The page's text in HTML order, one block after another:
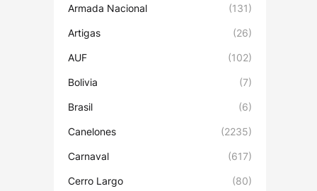
Armada Nacional (131)
Artigas (26)
AUF (102)
Bolivia (7)
Brasil (6)
Canelones (2235)
Carnaval (617)
Cerro Largo (80)